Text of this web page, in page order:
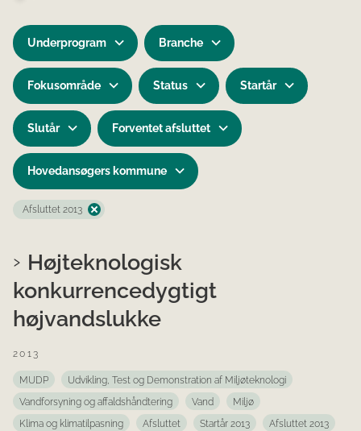
Underprogram Branche
Fokusområde Status Startår
Slutår Forventet afsluttet
Hovedansøgers kommune
Afsluttet 2013
Højteknologisk
konkurrencedygtigt
højvandslukke
2013
MUDP
Udvikling, Test og Demonstration af Miljøteknologi
Vandforsyning og affaldshåndtering
Vand
Miljø
Klima og klimatilpasning
Afsluttet Startår 2013
Afsluttet 2013